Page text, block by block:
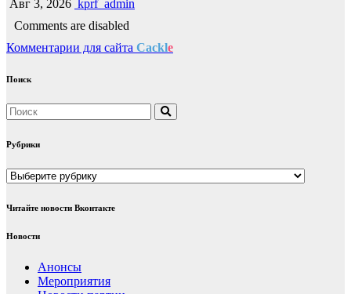
Авг 3, 2026 kprf_admin
Comments are disabled
Комментарии для сайта Cackle
Поиск
Рубрики
Рубрики
Читайте новости Вконтакте
Новости
Анонсы
Мероприятия